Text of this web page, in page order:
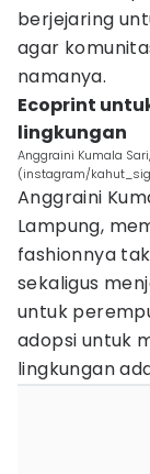
berjejaring
agar
namanya.
Ecoprint
lingkungan
Anggraini Kumala
(instagram/
Anggraini
Lampung,
fashionnya
sekaligus
untuk
adopsi untuk
lingkungan